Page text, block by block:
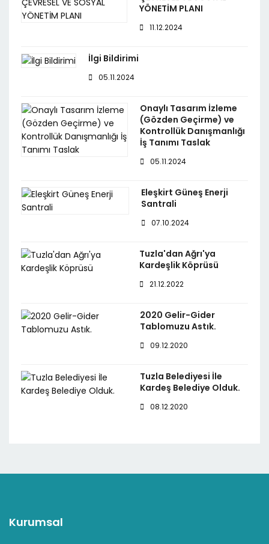
YÖNETİM PLANI
11.12.2024
İlgi Bildirimi
05.11.2024
Onaylı Tasarım İzleme
(Gözden Geçirme) ve
Kontrollük Danışmanlığı
İş Tanımı Taslak
05.11.2024
Eleşkirt Güneş Enerji
Santrali
07.10.2024
Tuzla'dan Ağrı'ya
Kardeşlik Köprüsü
21.12.2022
2020 Gelir-Gider
Tablomuzu Astık.
09.12.2020
Tuzla Belediyesi İle
Kardeş Belediye Olduk.
08.12.2020
Kurumsal